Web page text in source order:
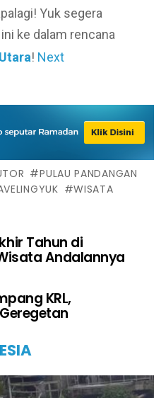
Yuk segera
ke dalam rencana
! Next
PULAU PANDANGAN
WISATA
Tahun di
Andalannya
KRL,